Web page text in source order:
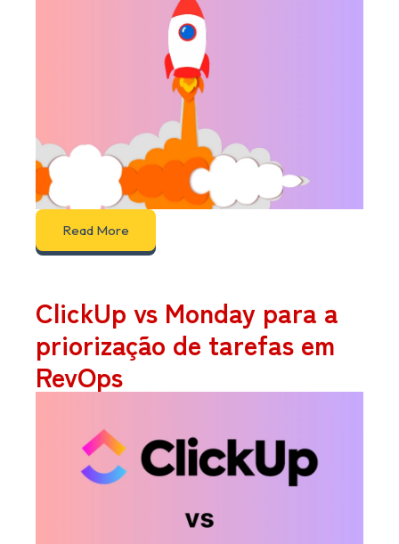
Read More
ClickUp vs Monday para a
priorização de tarefas em
RevOps